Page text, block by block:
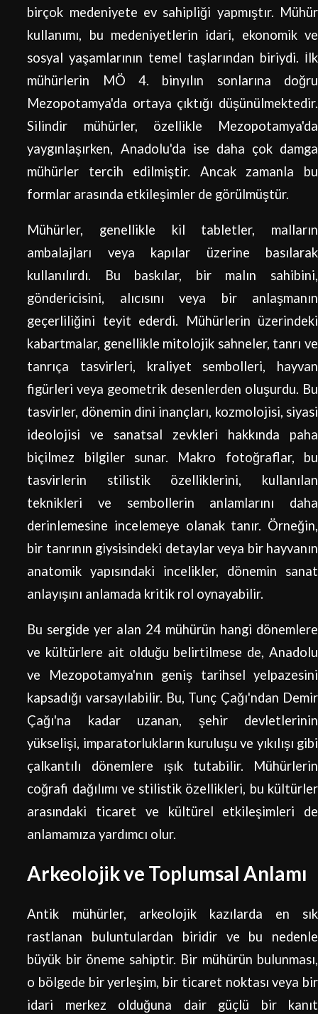
birçok medeniyete ev sahipliği yapmıştır. Mühür
kullanımı, bu medeniyetlerin idari, ekonomik ve
sosyal yaşamlarının temel taşlarından biriydi. İlk
mühürlerin MÖ 4. binyılın sonlarına doğru
Mezopotamya'da ortaya çıktığı düşünülmektedir.
Silindir mühürler, özellikle Mezopotamya'da
yaygınlaşırken, Anadolu'da ise daha çok damga
mühürler tercih edilmiştir. Ancak zamanla bu
formlar arasında etkileşimler de görülmüştür.
Mühürler, genellikle kil tabletler, malların
ambalajları veya kapılar üzerine basılarak
kullanılırdı. Bu baskılar, bir malın sahibini,
göndericisini, alıcısını veya bir anlaşmanın
geçerliliğini teyit ederdi. Mühürlerin üzerindeki
kabartmalar, genellikle mitolojik sahneler, tanrı ve
tanrıça tasvirleri, kraliyet sembolleri, hayvan
figürleri veya geometrik desenlerden oluşurdu. Bu
tasvirler, dönemin dini inançları, kozmolojisi, siyasi
ideolojisi ve sanatsal zevkleri hakkında paha
biçilmez bilgiler sunar. Makro fotoğraflar, bu
tasvirlerin stilistik özelliklerini, kullanılan
teknikleri ve sembollerin anlamlarını daha
derinlemesine incelemeye olanak tanır. Örneğin,
bir tanrının giysisindeki detaylar veya bir hayvanın
anatomik yapısındaki incelikler, dönemin sanat
anlayışını anlamada kritik rol oynayabilir.
Bu sergide yer alan 24 mühürün hangi dönemlere
ve kültürlere ait olduğu belirtilmese de, Anadolu
ve Mezopotamya'nın geniş tarihsel yelpazesini
kapsadığı varsayılabilir. Bu, Tunç Çağı'ndan Demir
Çağı'na kadar uzanan, şehir devletlerinin
yükselişi, imparatorlukların kuruluşu ve yıkılışı gibi
çalkantılı dönemlere ışık tutabilir. Mühürlerin
coğrafi dağılımı ve stilistik özellikleri, bu kültürler
arasındaki ticaret ve kültürel etkileşimleri de
anlamamıza yardımcı olur.
Arkeolojik ve Toplumsal Anlamı
Antik mühürler, arkeolojik kazılarda en sık
rastlanan buluntulardan biridir ve bu nedenle
büyük bir öneme sahiptir. Bir mühürün bulunması,
o bölgede bir yerleşim, bir ticaret noktası veya bir
idari merkez olduğuna dair güçlü bir kanıt